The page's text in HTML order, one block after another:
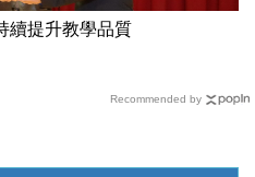
提升教學品質
Recommended by